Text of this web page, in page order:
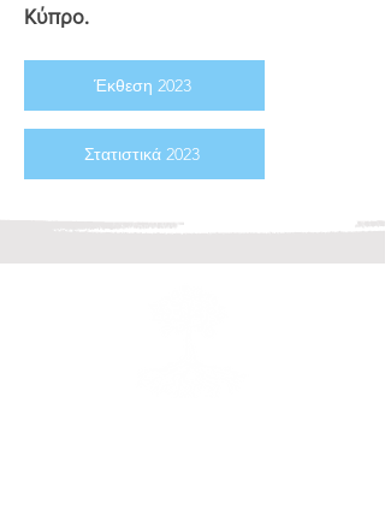
Κύπρο.
Έκθεση 2023
Στατιστικά 2023